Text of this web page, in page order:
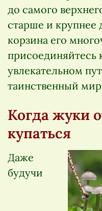
до самого
старше и крупнее
корзина его
присоединяйтесь
увлекательном
таинственный мир
Когда жуки
купаться
Даже
будучи